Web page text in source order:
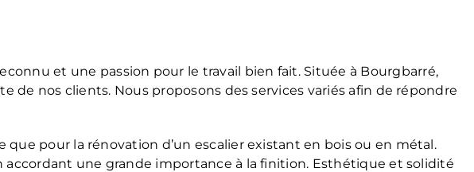
et une passion pour le travail bien fait. Située à Bourgbarré,
de nos clients. Nous proposons des services variés afin de répondre
pour la rénovation d’un escalier existant en bois ou en métal.
une grande importance à la finition. Esthétique et solidité